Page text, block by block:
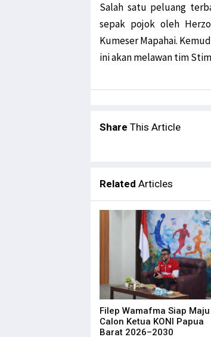
TNI AD
Kirab Api
GAMKI
Menhub:
Antisipasi
Filep
Temui
STIH
Robert
LSM Minta
STIH
Bantah
Salah satu peluang
sepak pojok oleh
Kumeser Mapahai.
ini akan melawan tim
Share This Article
Related Articles
Filep Wamafma Siap Maju
Calon Ketua KONI Papua
Barat 2026–2030